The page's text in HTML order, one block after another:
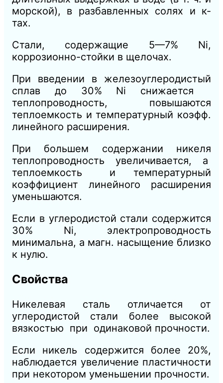
морской), в разбавленных солях и к-
тах.
Стали, содержащие 5—7% Ni,
коррозионно-стойки в щелочах.
При введении в железоуглеродистый
сплав до 30% Ni снижается
теплопроводность, повышаются
теплоемкость и температурный коэфф.
линейного расширения.
При большем содержании никеля
теплопроводность увеличивается, а
теплоемкость и температурный
коэффициент линейного расширения
уменьшаются.
Если в углеродистой стали содержится
30% Ni, электропроводность
минимальна, а магн. насыщение близко
к нулю.
Свойства
Никелевая сталь отличается от
углеродистой стали более высокой
вязкостью при одинаковой прочности.
Если никель содержится более 20%,
наблюдается увеличение пластичности
при некотором уменьшении прочности.